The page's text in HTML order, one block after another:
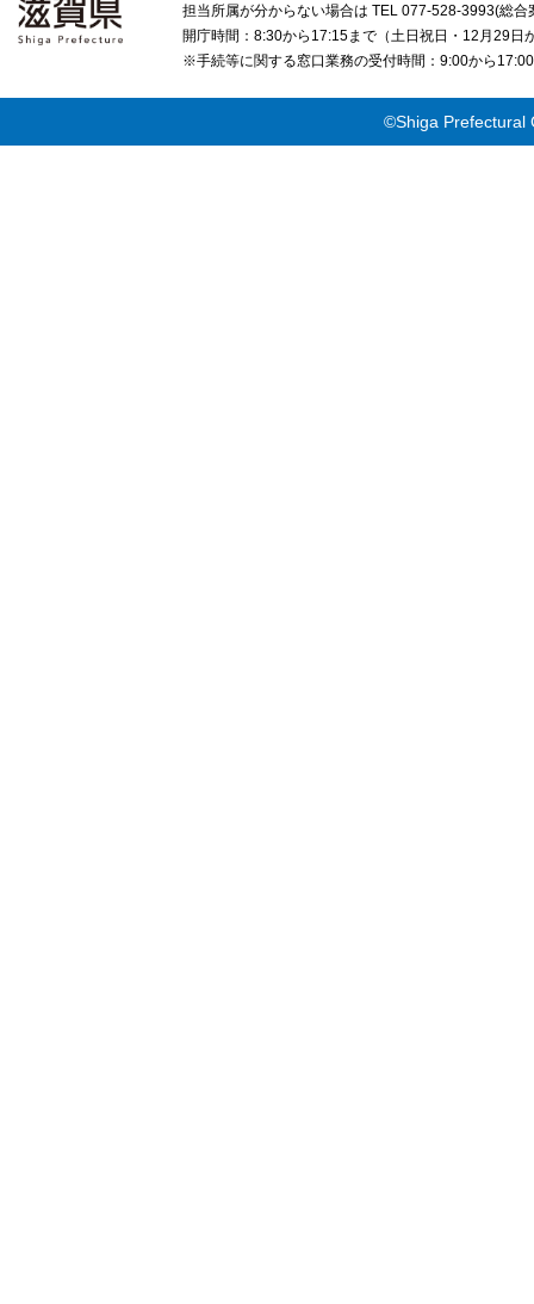
担当所属が分からない場合は TEL 077-528-3993(総合
開庁時間：8:30から17:15まで（土日祝日・12月29日
※手続等に関する窓口業務の受付時間：9:00から
©Shiga Prefectural